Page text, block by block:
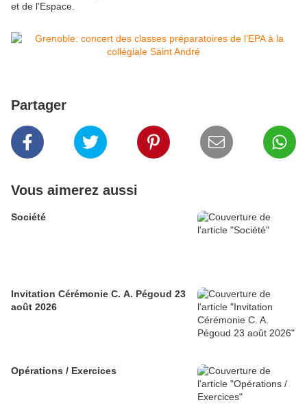
et de l'Espace.
Partager
Vous aimerez aussi
Société
Invitation Cérémonie C. A. Pégoud 23
août 2026
Opérations / Exercices